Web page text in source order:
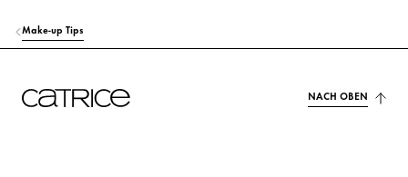
Make-up Tips
NACH OBEN